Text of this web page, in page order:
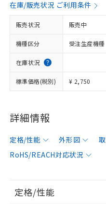
在庫/販売状況 ご利用条件
販売状況 販売中
機種区分 受注生産機種
在庫状況
標準価格(税別) ¥ 2,750
詳細情報
定格/性能 外形図
RoHS/REACH対応状況
定格/性能